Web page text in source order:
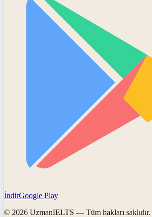
İndirGoogle Play
© 2026 UzmanIELTS — Tüm hakları saklıdır.